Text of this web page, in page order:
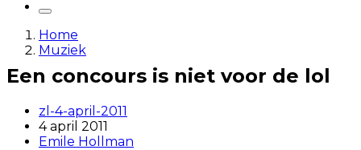
Home
Muziek
Een concours is niet voor de lol
zl-4-april-2011
4 april 2011
Emile Hollman